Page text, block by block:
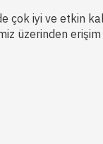
çok iyi ve etkin
üzerinden erişim